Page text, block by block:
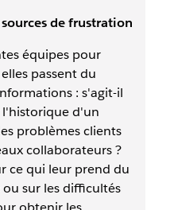
de frustration
équipes pour
passent du
: s'agit-il
l'historique d'un
problèmes clients
collaborateurs ?
ce qui leur prend du
sur les difficultés